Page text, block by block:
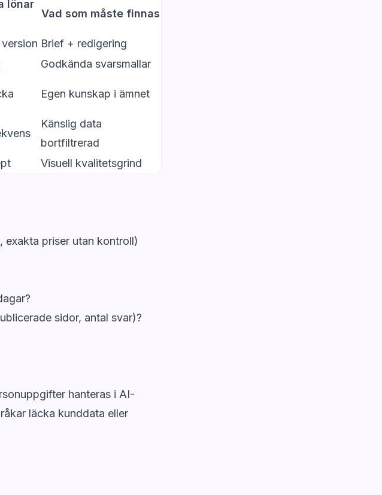
lönar
Vad som måste finnas
Brief + redigering
Godkända svarsmallar
Egen kunskap i ämnet
Känslig data
bortfiltrerad
Visuell kvalitetsgrind
exakta priser utan kontroll)
sidor, antal svar)?
hanteras i AI-
läcka kunddata eller